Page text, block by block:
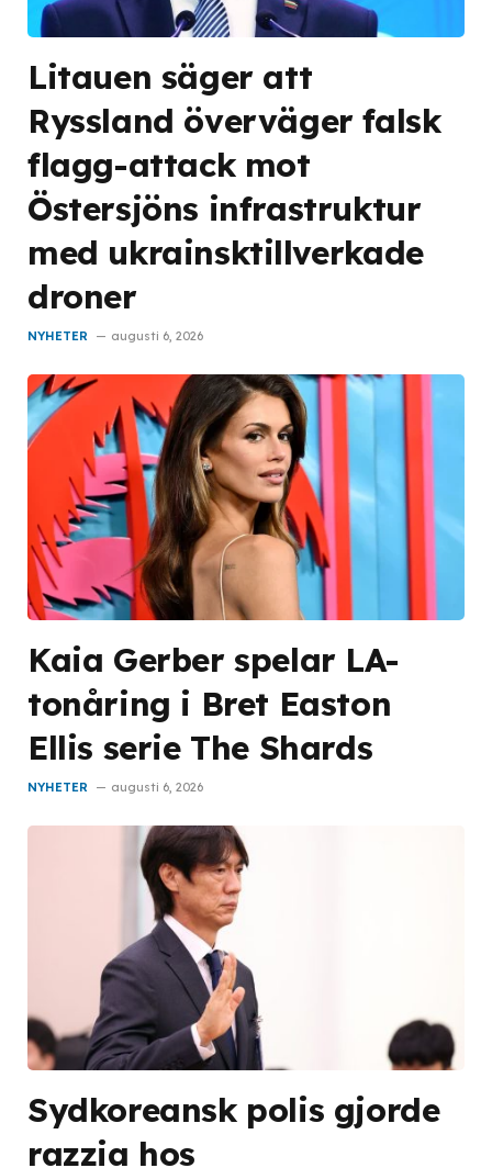
Litauen säger att
Ryssland överväger falsk
flagg-attack mot
Östersjöns infrastruktur
med ukrainsktillverkade
droner
NYHETER augusti 6, 2026
Kaia Gerber spelar LA-
tonåring i Bret Easton
Ellis serie The Shards
NYHETER augusti 6, 2026
Sydkoreansk polis gjorde
razzia hos